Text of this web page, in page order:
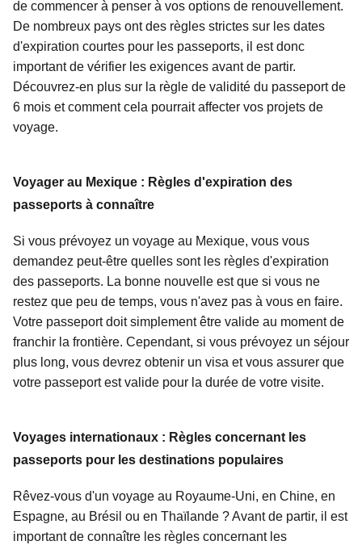
de commencer à penser à vos options de renouvellement.
De nombreux pays ont des règles strictes sur les dates
d'expiration courtes pour les passeports, il est donc
important de vérifier les exigences avant de partir.
Découvrez-en plus sur la règle de validité du passeport de
6 mois et comment cela pourrait affecter vos projets de
voyage.
Voyager au Mexique : Règles d'expiration des
passeports à connaître
Si vous prévoyez un voyage au Mexique, vous vous
demandez peut-être quelles sont les règles d'expiration
des passeports. La bonne nouvelle est que si vous ne
restez que peu de temps, vous n'avez pas à vous en faire.
Votre passeport doit simplement être valide au moment de
franchir la frontière. Cependant, si vous prévoyez un séjour
plus long, vous devrez obtenir un visa et vous assurer que
votre passeport est valide pour la durée de votre visite.
Voyages internationaux : Règles concernant les
passeports pour les destinations populaires
Rêvez-vous d'un voyage au Royaume-Uni, en Chine, en
Espagne, au Brésil ou en Thaïlande ? Avant de partir, il est
important de connaître les règles concernant les